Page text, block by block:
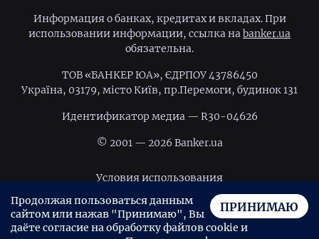
Информация о банках, кредитах и вкладах. При
использовании информации, ссылка наbanker.ua
обязательна.
ТОВ «БАНКЕР ЮА», ЄДРПОУ 43786450
Україна, 03179, місто Київ, пр.Перемоги, будинок 131
Идентификатор медиа — R30-04626
© 2001 — 2026 Banker.ua
Условия использования
Политика конфиденциальности
Пользовательское соглашение
ПРИНИМАЮ
Продолжая пользоваться данным
сайтом или нажав "Принимаю", Вы
даёте согласие на обработку файлов cookie и